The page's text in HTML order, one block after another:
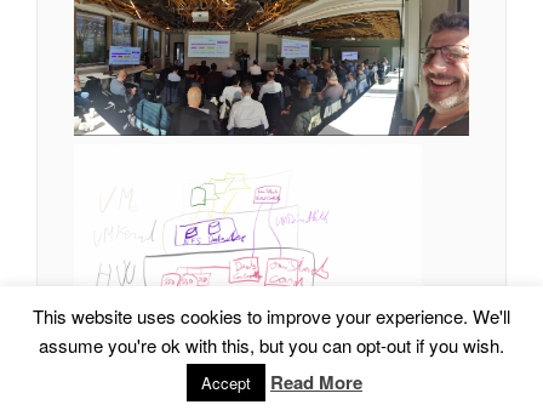
This website uses cookies to improve your experience. We'll
assume you're ok with this, but you can opt-out if you wish.
Accept Read More